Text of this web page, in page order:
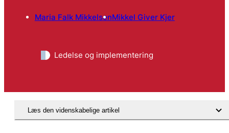
Maria Falk MikkelsenMikkel Giver Kjer
Ledelse og implementering
Læs den videnskabelige artikel